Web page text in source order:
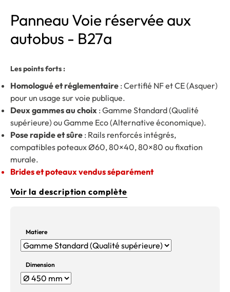
Panneau Voie réservée aux
autobus - B27a
Les points forts :
Homologué et réglementaire : Certifié NF et CE (Asquer)
pour un usage sur voie publique.
Deux gammes au choix : Gamme Standard (Qualité
supérieure) ou Gamme Eco (Alternative économique).
Pose rapide et sûre : Rails renforcés intégrés,
compatibles poteaux Ø60, 80×40, 80×80 ou fixation
murale.
Brides et poteaux vendus séparément
Voir la description complète
Matiere
Dimension